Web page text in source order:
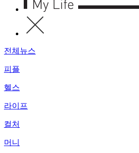
전체뉴스
피플
헬스
라이프
컬처
머니